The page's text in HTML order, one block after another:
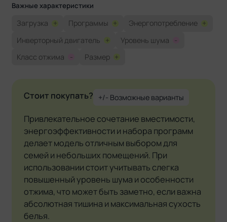
Важные характеристики
Загрузка + Программы + Энергопотребление +
Инверторный двигатель + Уровень шума
-
Класс отжима
- Размер +
Стоит покупать? +/- Возможные варианты
Привлекательное сочетание вместимости,
энергоэффективности и набора программ
делает модель отличным выбором для
семей и небольших помещений. При
использовании стоит учитывать слегка
повышенный уровень шума и особенности
отжима, что может быть заметно, если важна
абсолютная тишина и максимальная сухость
белья.